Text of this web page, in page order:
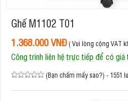
Ghế M1102 T01
1.368.000 VNĐ( Vui lòng cộng VAT
Công trình liên hệ trực tiếp để có giá
(Bạn chấm mấy sao?) - 1551